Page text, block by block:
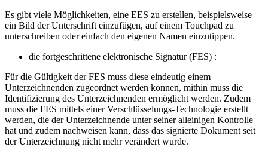
Es gibt viele Möglichkeiten, eine EES zu erstellen, beispielsweise
ein Bild der Unterschrift einzufügen, auf einem Touchpad zu
unterschreiben oder einfach den eigenen Namen einzutippen.
die fortgeschrittene elektronische Signatur (FES) :
Für die Gültigkeit der FES muss diese eindeutig einem
Unterzeichnenden zugeordnet werden können, mithin muss die
Identifizierung des Unterzeichnenden ermöglicht werden. Zudem
muss die FES mittels einer Verschlüsselungs-Technologie erstellt
werden, die der Unterzeichnende unter seiner alleinigen Kontrolle
hat und zudem nachweisen kann, dass das signierte Dokument seit
der Unterzeichnung nicht mehr verändert wurde.